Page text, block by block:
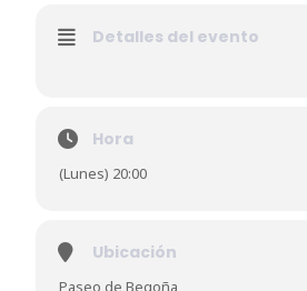
Detalles del evento
Hora
(Lunes) 20:00
Ubicación
Paseo de Begoña